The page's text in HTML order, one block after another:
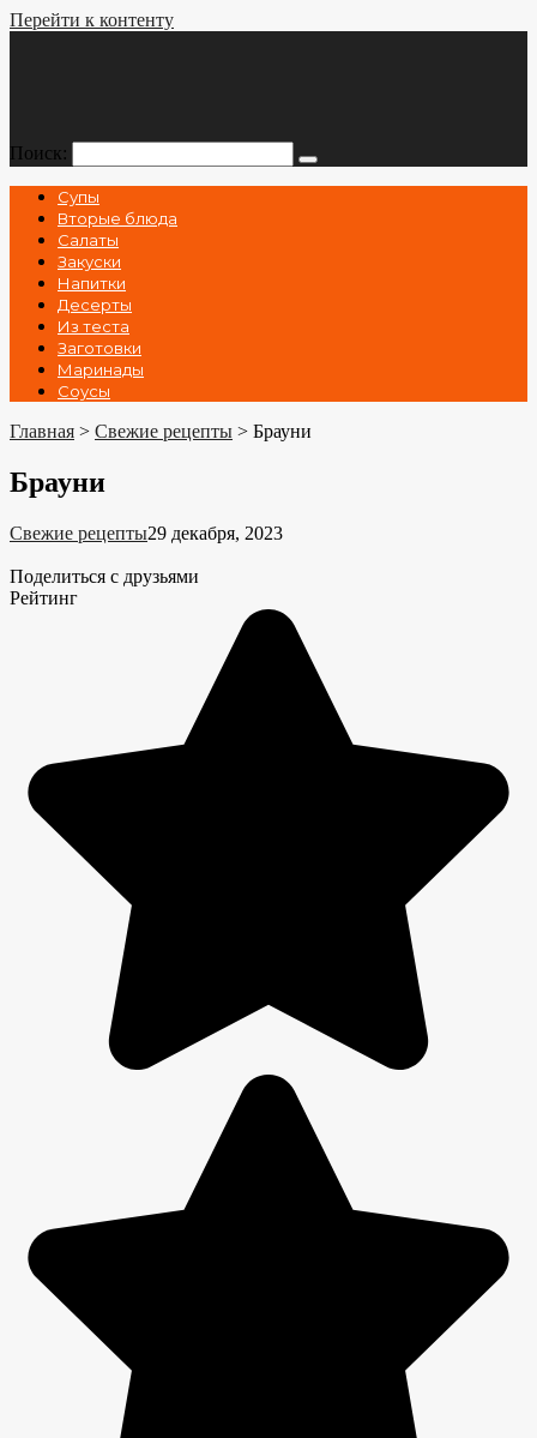
Перейти к контенту
Поиск:
Супы
Вторые блюда
Салаты
Закуски
Напитки
Десерты
Из теста
Заготовки
Маринады
Соусы
Главная > Свежие рецепты > Брауни
Брауни
Свежие рецепты29 декабря, 2023
Поделиться с друзьями
Рейтинг